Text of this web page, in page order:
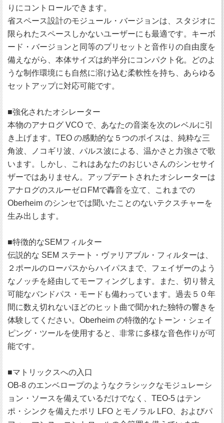
りにコントロールできます。
省スペース設計のモジュール・バージョンは、スタジオに
限られたスペースしかないユーザーにも最適です。キーボ
ード・バージョンと同等のプリセットと音作りの自由度を
備えながら、本体サイズは約半分にコンパクト化。どのよ
うな制作環境にも自然に溶け込む柔軟性を持ち、あらゆる
セットアップに対応可能です。
■強化されたオシレーター
本物のアナログ VCO で、あなたの音楽を次のレベルに引
き上げます。TEO の感動的な５つのボイスは、純粋な三
角波、ノコギリ波、パルス波による、温かさと力強さで歌
います。しかし、これはあなたのおじいさんのシンセサイ
ザーではありません。アップデートされたオシレーターは
アナログのスルーゼロFMで轟音を立て、これまでの
Oberheim のシンセでは聞いたことのないテクスチャーを
生み出します。
■特徴的なSEMフィルター
伝説的な SEM ステート・ヴァリアブル・フィルターは、
２ポールのローパスからハイパスまで、フェイザーのよう
なノッチを経由してモーフィングします。また、切り替え
可能なバンドパス・モードも備わっています。過去５０年
間に数え切れないほどのヒット曲で聞かれた独特の響きを
体験してください。Oberheim の特徴的なトーン・シェイ
ピング・ツールを使用すると、非常に多様な音色作りが可
能です。
■マトリックスへの入口
OB-8 のエンベロープのようなクラシックなモジュレーシ
ョン・ソースを備えているだけでなく、TEO-5 はテン
ポ・シンクを備えたポリ LFO とモノラル LFO、およびパ